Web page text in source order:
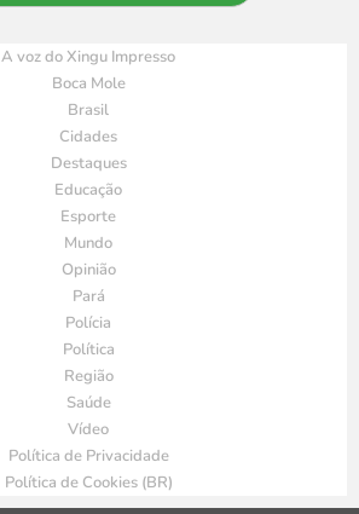
A voz do Xingu Impresso
Boca Mole
Brasil
Cidades
Destaques
Educação
Esporte
Mundo
Opinião
Pará
Polícia
Política
Região
Saúde
Vídeo
Política de Privacidade
Política de Cookies (BR)